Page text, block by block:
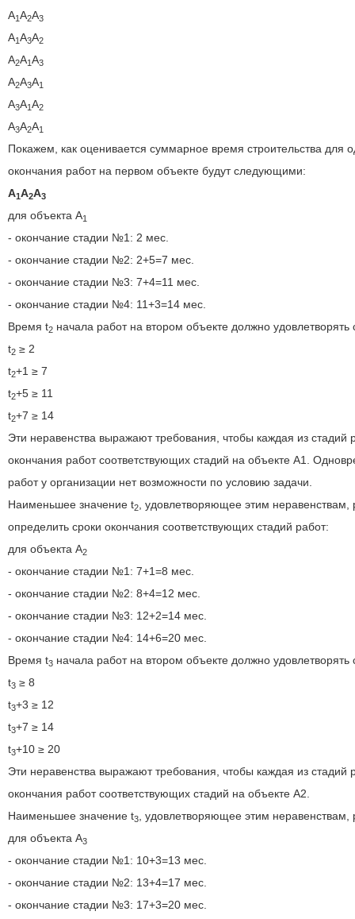
A1A2A3
A1A3A2
A2A1A3
A2A3A1
A3A1A2
A3A2A1
Покажем, как оценивается суммарное время строительства для
окончания работ на первом объекте будут следующими:
A1A2A3
для объекта A1
- окончание стадии №1: 2 мес.
- окончание стадии №2: 2+5=7 мес.
- окончание стадии №3: 7+4=11 мес.
- окончание стадии №4: 11+3=14 мес.
Время t2 начала работ на втором объекте должно
t2 ≥ 2
t2+1 ≥ 7
t2+5 ≥ 11
t2+7 ≥ 14
Эти неравенства выражают требования, чтобы каждая из
окончания работ соответствующих стадий на объекте А1.
работ у организации нет возможности по условию задачи.
Наименьшее значение t2
, удовлетворяющее этим
определить сроки окончания соответствующих стадий работ:
для объекта A2
- окончание стадии №1: 7+1=8 мес.
- окончание стадии №2: 8+4=12 мес.
- окончание стадии №3: 12+2=14 мес.
- окончание стадии №4: 14+6=20 мес.
Время t3 начала работ на втором объекте должно
t3 ≥ 8
t3+3 ≥ 12
t3+7 ≥ 14
t3+10 ≥ 20
Эти неравенства выражают требования, чтобы каждая из
окончания работ соответствующих стадий на объекте А2.
Наименьшее значение t3
, удовлетворяющее этим
для объекта A3
- окончание стадии №1: 10+3=13 мес.
- окончание стадии №2: 13+4=17 мес.
- окончание стадии №3: 17+3=20 мес.